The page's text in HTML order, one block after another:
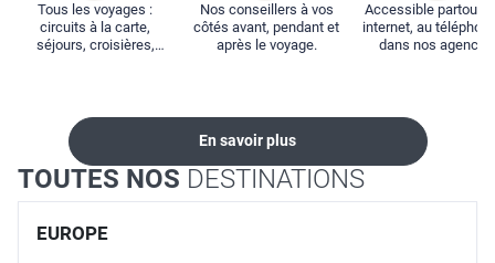
Tous les voyages :
circuits à la carte,
séjours, croisières,
Nos conseillers à vos
côtés avant, pendant et
après le voyage.
Accessible partout :
internet, au
dans nos
En savoir plus
TOUTES NOS DESTINATIONS
EUROPE